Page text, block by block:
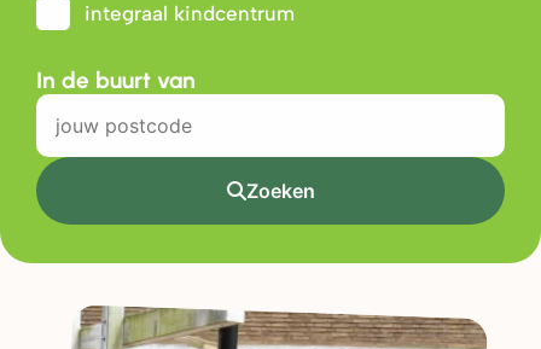
integraal kindcentrum
In de buurt van
Zoeken